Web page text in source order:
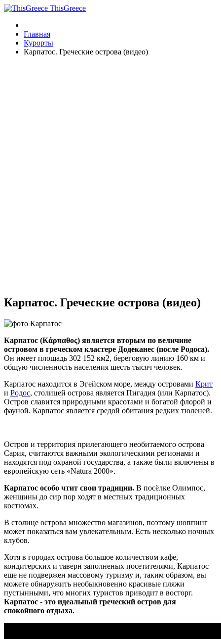
ThisGreece
Главная
Курорты
Карпатос. Греческие острова (видео)
Карпатос. Греческие острова (видео)
Карпатос (Κάρπαθος) является вторым по величине
островом в греческом кластере Додеканес (после Родоса).
Он имеет площадь 302 152 км2, береговую линию 160 км и
общую численность населения шесть тысяч человек.
Карпатос находится в Эгейском море, между островами Крит
и Родос, столицей острова является Пигадия (или Карпатос).
Остров славится природными красотами и богатой флорой и
фауной. Карпатос является средой обитания редких тюленей.
Остров и территория прилегающего необитаемого острова
Сария, считаются важными экологическими регионами и
находятся под охраной государства, а также были включены в
европейскую сеть «Natura 2000».
Карпатос особо чтит свои традиции. В посёлке Олимпос,
женщины до сир пор ходят в местных традиционных
костюмах.
В столице острова множество магазинов, поэтому шоппинг
может показаться вам увлекательным. Есть несколько ночных
клубов.
Хотя в городах острова большое количеством кафе,
кондитерских и таверн заполненых посетителями, Карпатос
еще не подвержен массовому туризму и, таким образом, вы
можете обнаружить необыкновенно красивые пляжи
пустынными, что многих туристов приводит в восторг.
Карпатос - это идеальный греческий остров для
спокойного отдыха.